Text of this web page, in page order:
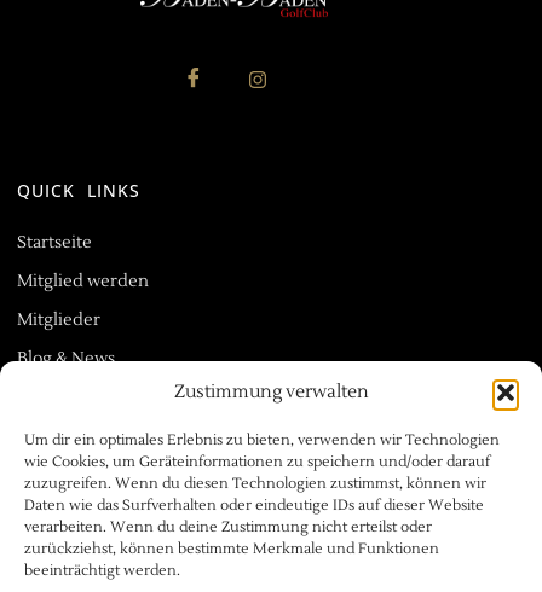
Zustimmung verwalten
Um dir ein optimales Erlebnis zu bieten, verwenden wir Technologien
wie Cookies, um Geräteinformationen zu speichern und/oder darauf
zuzugreifen. Wenn du diesen Technologien zustimmst, können wir
Daten wie das Surfverhalten oder eindeutige IDs auf dieser Website
verarbeiten. Wenn du deine Zustimmung nicht erteilst oder
zurückziehst, können bestimmte Merkmale und Funktionen
beeinträchtigt werden.
QUICK LINKS
Startseite
Mitglied werden
Mitglieder
Blog & News
NÜTZLICHE LINKS
Impressum